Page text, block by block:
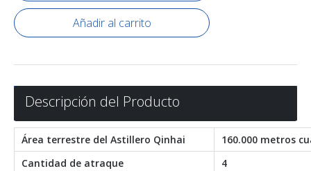
Añadir al carrito
Descripción del Producto
Área terrestre del Astillero Qinhai
160.000 metros
Cantidad de atraque
4